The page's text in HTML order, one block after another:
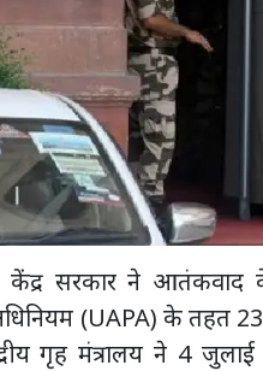
केंद्र सरकार ने आतंकवाद
(UAPA) के तहत
गृह मंत्रालय ने 4 जुलाई